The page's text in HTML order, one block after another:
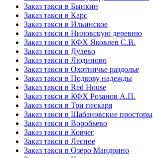
Заказ такси в Бынкин
Заказ такси в Карс
Заказ такси в Ильинское
Заказ такси в Ниловскую деревню
Заказ такси в КФХ Яковлев С.В.
Заказ такси в Дулево
Заказ такси в Людиново
Заказ такси в Охотничье раздолье
Заказ такси в Подкову надежды
Заказ такси в Red Hоusе
Заказ такси в КФХ Розанов А.П.
Заказ такси в Три пескаря
Заказ такси в Шабановские просторы
Заказ такси в Воробьево
Заказ такси в Ковчег
Заказ такси в Лесное
Заказ такси в Озеро Мандрино